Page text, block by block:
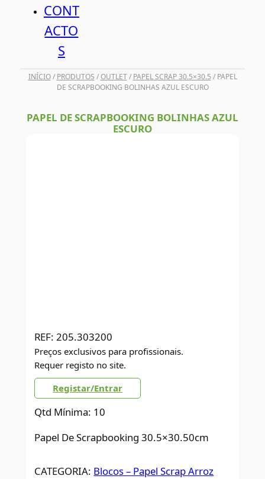
CONT
ACTO
S
INÍCIO/ PRODUTOS /OUTLET/ PAPEL SCRAP 30.5×30.5 / PAPEL
DE SCRAPBOOKING BOLINHAS AZUL ESCURO
PAPEL DE SCRAPBOOKING BOLINHAS AZUL
ESCURO
REF: 205.303200
Preços exclusivos para profissionais.
Requer registo no site.
Registar/Entrar
Qtd Mínima: 10
Papel De Scrapbooking 30.5×30.50cm
CATEGORIA: Blocos – Papel Scrap Arroz